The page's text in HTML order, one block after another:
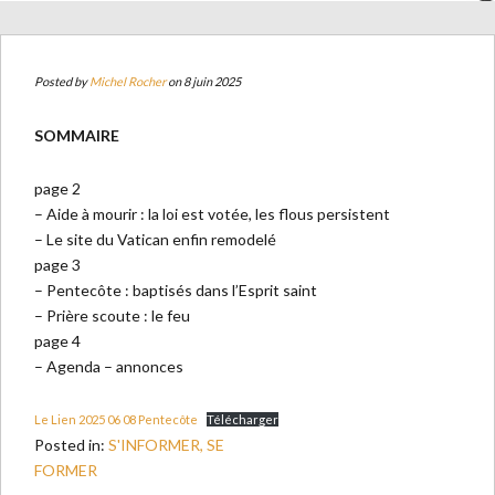
Posted byMichel Rocheron 8 juin 2025
SOMMAIRE
page 2
– Aide à mourir : la loi est votée, les flous persistent
– Le site du Vatican enfin remodelé
page 3
– Pentecôte : baptisés dans l’Esprit saint
– Prière scoute : le feu
page 4
– Agenda – annonces
Le Lien 2025 06 08 Pentecôte Télécharger
Posted in: S'INFORMER, SE
FORMER